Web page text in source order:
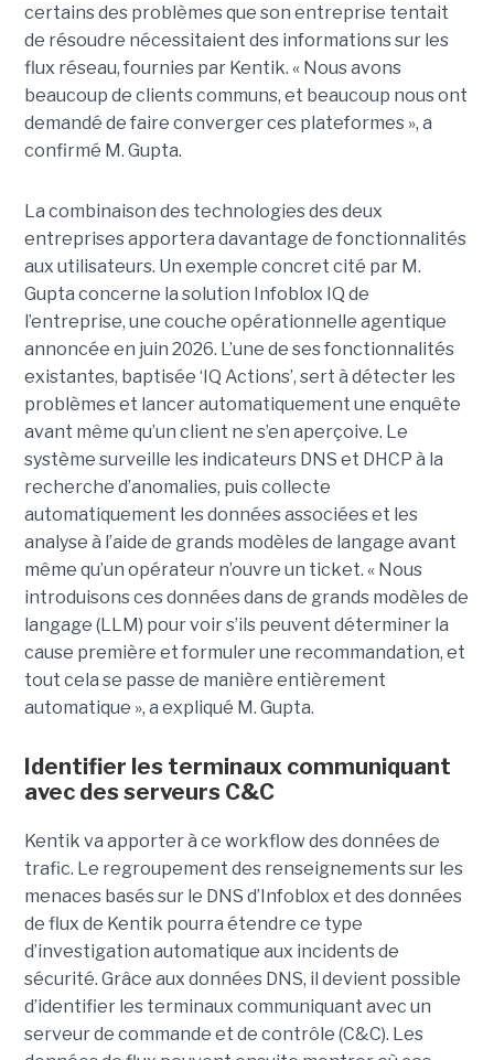
certains des problèmes que son entreprise tentait
de résoudre nécessitaient des informations sur les
flux réseau, fournies par Kentik. « Nous avons
beaucoup de clients communs, et beaucoup nous ont
demandé de faire converger ces plateformes », a
confirmé M. Gupta.
La combinaison des technologies des deux
entreprises apportera davantage de fonctionnalités
aux utilisateurs. Un exemple concret cité par M.
Gupta concerne la solution Infoblox IQ de
l’entreprise, une couche opérationnelle agentique
annoncée en juin 2026. L’une de ses fonctionnalités
existantes, baptisée ‘IQ Actions’, sert à détecter les
problèmes et lancer automatiquement une enquête
avant même qu’un client ne s’en aperçoive. Le
système surveille les indicateurs DNS et DHCP à la
recherche d’anomalies, puis collecte
automatiquement les données associées et les
analyse à l’aide de grands modèles de langage avant
même qu’un opérateur n’ouvre un ticket. « Nous
introduisons ces données dans de grands modèles de
langage (LLM) pour voir s’ils peuvent déterminer la
cause première et formuler une recommandation, et
tout cela se passe de manière entièrement
automatique », a expliqué M. Gupta.
Identifier les terminaux communiquant
avec des serveurs C&C
Kentik va apporter à ce workflow des données de
trafic. Le regroupement des renseignements sur les
menaces basés sur le DNS d’Infoblox et des données
de flux de Kentik pourra étendre ce type
d’investigation automatique aux incidents de
sécurité. Grâce aux données DNS, il devient possible
d’identifier les terminaux communiquant avec un
serveur de commande et de contrôle (C&C). Les